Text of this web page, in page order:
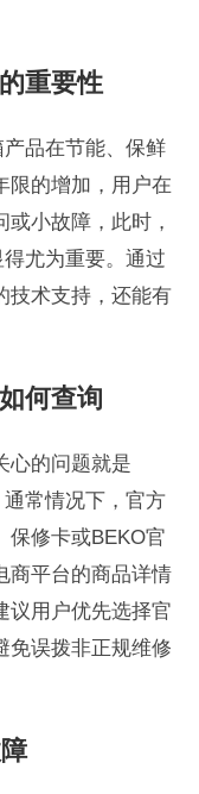
重要性
品在节能、保鲜
限的增加，用户在
小故障，此时，
尤为重要。通过
技术支持，还能有
何查询
心的问题就是
常情况下，官方
保修卡或BEKO官
商平台的商品详情
议用户优先选择官
免误拨非正规维修